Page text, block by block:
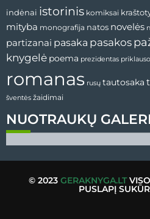
NUOTRAUKŲ
indėnai istorinis komiksai
mityba monografija natos novelės
partizanai pasaka pasakos
knygelė poema prezidentas
romanas rusų tautosaka
šventės žaidimai
© 2023 GERAKNYGA.LT
PUSLAPĮ